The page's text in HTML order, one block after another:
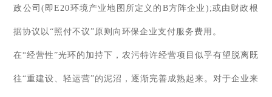
政公司(即E20环境产业地图所定义的B方阵企业);或由财政根
据协议以“照付不议”原则向环保企业支付服务费用。
在“经营性”光环的加持下，农污特许经营项目似乎有望脱离既
往“重建设、轻运营”的泥沼，逐渐完善成熟起来。对于企业来